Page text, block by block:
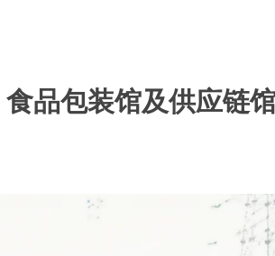
品包装馆及供应链